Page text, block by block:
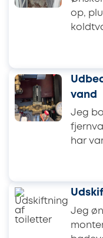
op,
vand
Jeg
har
Jeg